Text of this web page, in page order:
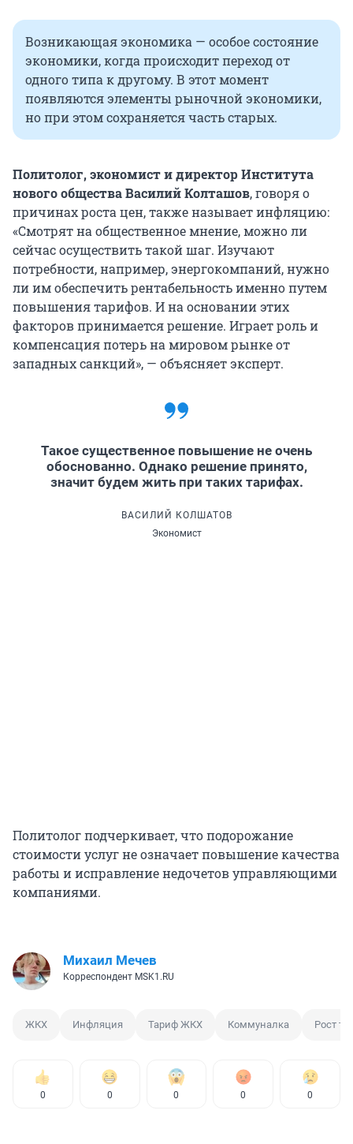
Возникающая экономика — особое состояние
экономики, когда происходит переход от
одного типа к другому. В этот момент
появляются элементы рыночной экономики,
но при этом сохраняется часть старых.
Политолог, экономист и директор Института
нового общества Василий Колташов, говоря о
причинах роста цен, также называет инфляцию:
«Смотрят на общественное мнение, можно ли
сейчас осуществить такой шаг. Изучают
потребности, например, энергокомпаний, нужно
ли им обеспечить рентабельность именно путем
повышения тарифов. И на основании этих
факторов принимается решение. Играет роль и
компенсация потерь на мировом рынке от
западных санкций», — объясняет эксперт.
Такое существенное повышение не очень
обоснованно. Однако решение принято,
значит будем жить при таких тарифах.
ВАСИЛИЙ КОЛШАТОВ
Экономист
Политолог подчеркивает, что подорожание
стоимости услуг не означает повышение качества
работы и исправление недочетов управляющими
компаниями.
Михаил Мечев
Корреспондент MSK1.RU
ЖКХ Инфляция Тариф ЖКХ Коммуналка Рост
0 0 0 0 0